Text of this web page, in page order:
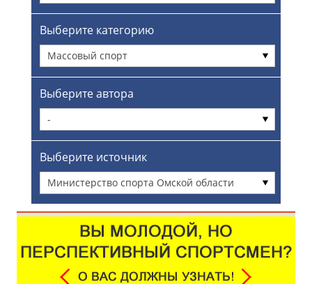
Выберите категорию
Массовый спорт
Выберите автора
-
Выберите источник
Министерство спорта Омской области